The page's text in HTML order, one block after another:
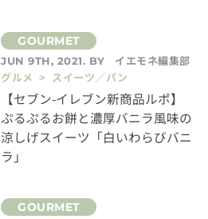
JUN 9TH, 2021. BY
イエモネ編集部
グルメ > スイーツ／パン
【セブン-イレブン新商品ルポ】
ぷるぷるお餅と濃厚バニラ風味の
涼しげスイーツ「白いわらびバニ
ラ」